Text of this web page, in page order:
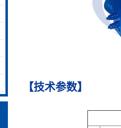
【技术参数】